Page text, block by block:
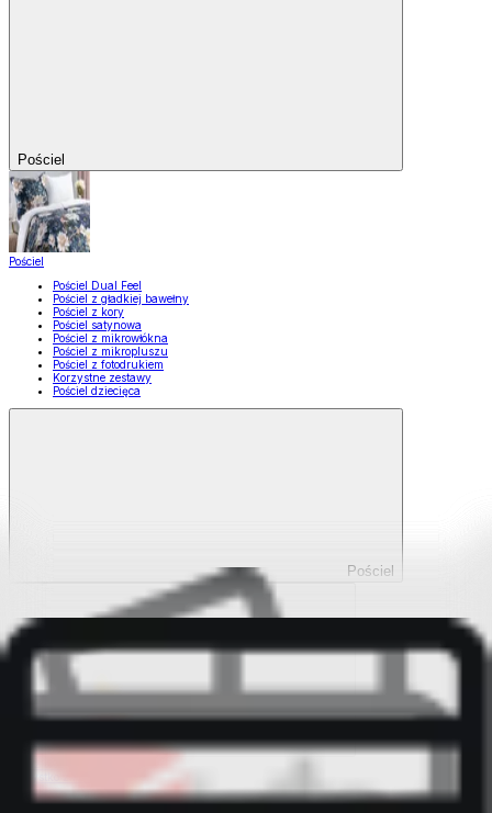
Pościel
Pościel
Pościel Dual Feel
Pościel z gładkiej bawełny
Pościel z kory
Pościel satynowa
Pościel z mikrowłókna
Pościel z mikropluszu
Pościel z fotodrukiem
Korzystne zestawy
Pościel dziecięca
Pościel